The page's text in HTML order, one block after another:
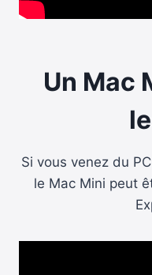
Un Mac
Si vous venez du
le Mac Mini peut